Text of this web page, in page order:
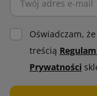
Oświadczam,
treścią
Prywatności